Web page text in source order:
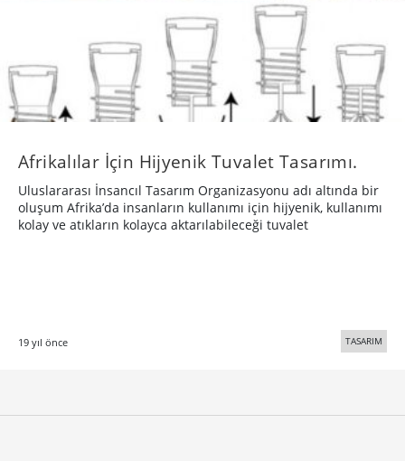
Afrikalılar İçin Hijyenik Tuvalet Tasarımı.
Uluslararası İnsancıl Tasarım Organizasyonu adı altında bir
oluşum Afrika’da insanların kullanımı için hijyenik, kullanımı
kolay ve atıkların kolayca aktarılabileceği tuvalet
19 yıl önce TASARIM